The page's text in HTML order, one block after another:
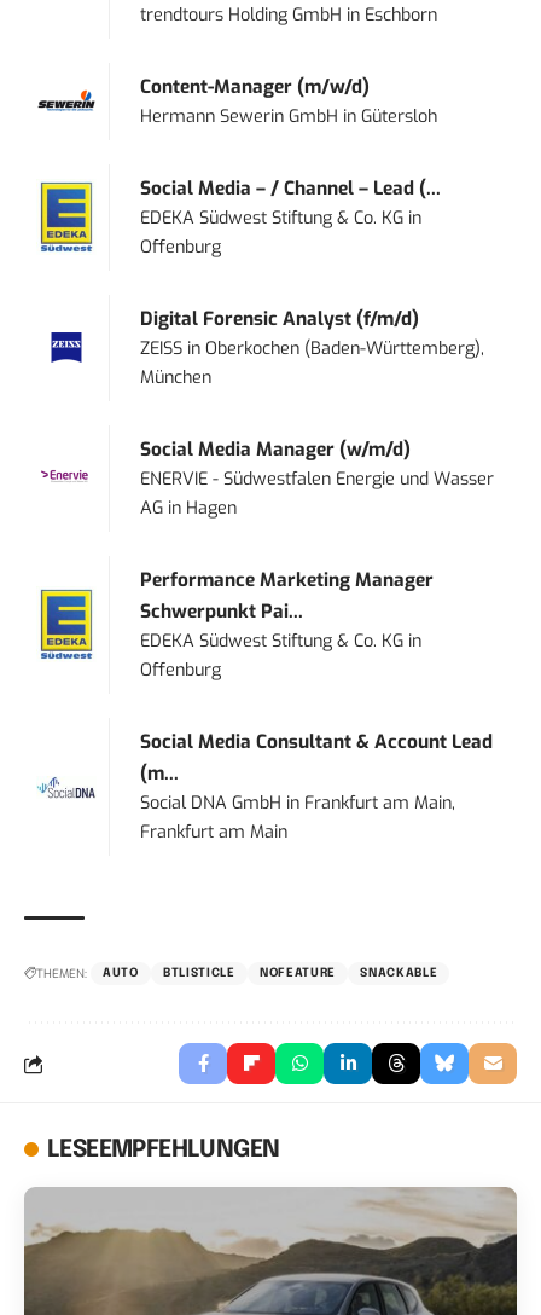
trendtours Holding GmbH in Eschborn
Content-Manager (m/w/d)
Hermann Sewerin GmbH inGütersloh
Social Media – / Channel – Lead (...
EDEKA Südwest Stiftung & Co. KG in
Offenburg
Digital Forensic Analyst (f/m/d)
ZEISS inOberkochen (Baden-Württemberg),
München
Social Media Manager (w/m/d)
ENERVIE - Südwestfalen Energie und Wasser
AG in Hagen
Performance Marketing Manager
Schwerpunkt Pai...
EDEKA Südwest Stiftung & Co. KG in
Offenburg
Social Media Consultant & Account Lead
(m...
Social DNA GmbH in Frankfurt am Main,
Frankfurt am Main
THEMEN: AUTO BTLISTICLE NOFEATURE SNACKABLE
LESEEMPFEHLUNGEN